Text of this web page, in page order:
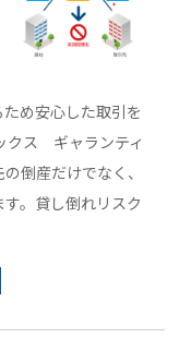
め安心した取引を
クス ギャランティ
倒産だけでなく、
。貸し倒れリスク